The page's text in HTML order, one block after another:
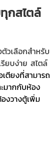
กสไตล์
วเลือกสำหรับ
ยบง่าย สไตล์
ตียงที่สามารถ
มากกับห้อง
งวางตู้เพิ่ม